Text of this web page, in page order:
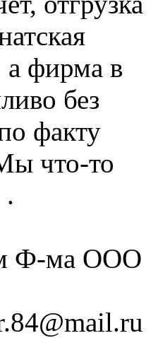
фирма в
без
факту
что-то
.
Ф-ма ООО